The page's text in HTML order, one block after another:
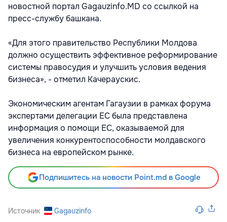
новостной портал Gagauzinfo.MD со ссылкой на
пресс-службу башкана.
«Для этого правительство Республики Молдова
должно осуществить эффективное реформирование
системы правосудия и улучшить условия ведения
бизнеса», - отметил Качераускис.
Экономическим агентам Гагаузии в рамках форума
экспертами делегации ЕС была представлена
информация о помощи ЕС, оказываемой для
увеличения конкурентоспособности молдавского
бизнеса на европейском рынке.
Подпишитесь на новости Point.md в Google
Источник Gagauzinfo